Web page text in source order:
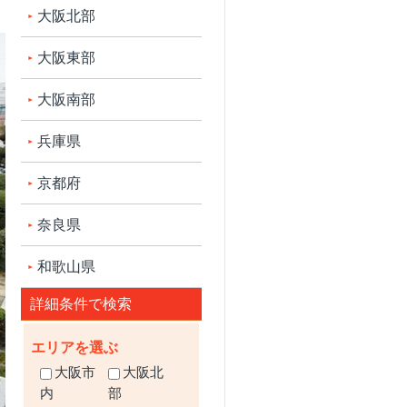
大阪北部
大阪東部
大阪南部
兵庫県
京都府
奈良県
和歌山県
詳細条件で検索
エリアを選ぶ
大阪市
内
大阪北
部